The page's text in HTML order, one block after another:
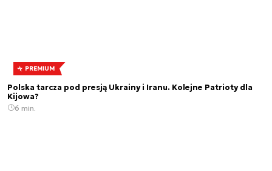
PREMIUM
Polska tarcza pod presją Ukrainy i Iranu. Kolejne Patrioty dla
Kijowa?
6 min.